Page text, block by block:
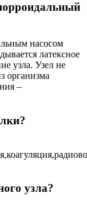
насосом
латексное
узла. Узел не
организма
–
узла?